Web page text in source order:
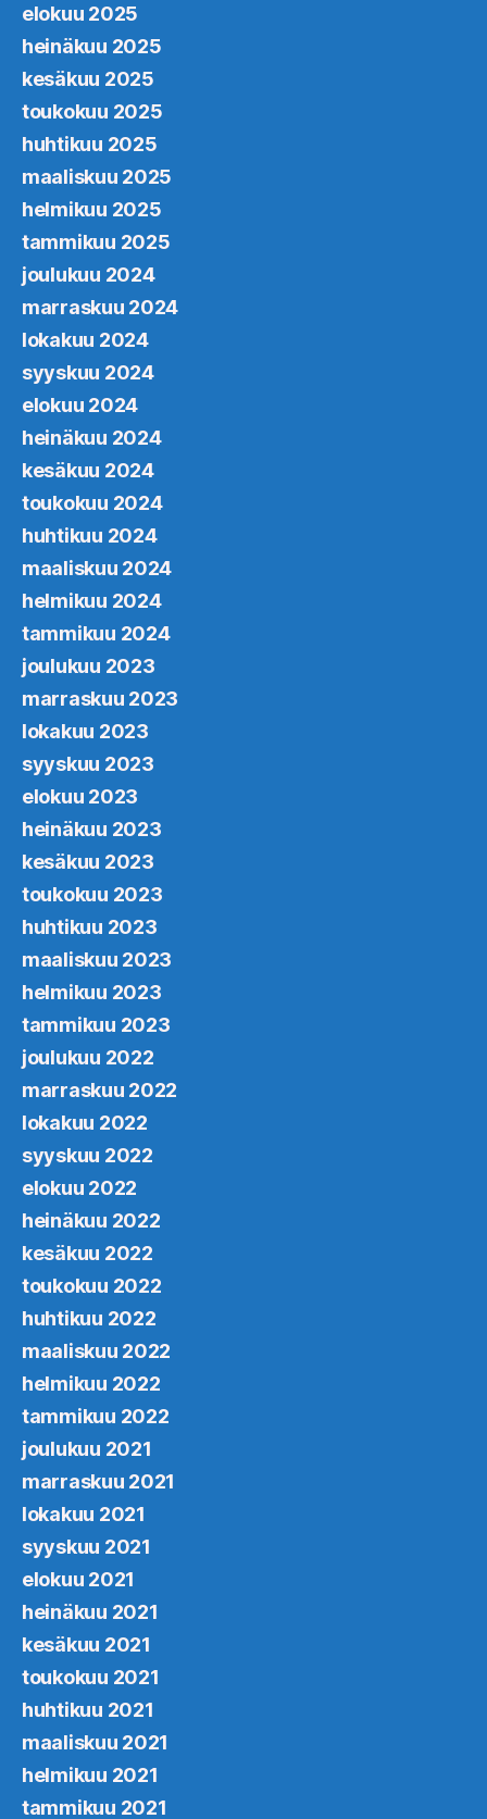
elokuu 2025
heinäkuu 2025
kesäkuu 2025
toukokuu 2025
huhtikuu 2025
maaliskuu 2025
helmikuu 2025
tammikuu 2025
joulukuu 2024
marraskuu 2024
lokakuu 2024
syyskuu 2024
elokuu 2024
heinäkuu 2024
kesäkuu 2024
toukokuu 2024
huhtikuu 2024
maaliskuu 2024
helmikuu 2024
tammikuu 2024
joulukuu 2023
marraskuu 2023
lokakuu 2023
syyskuu 2023
elokuu 2023
heinäkuu 2023
kesäkuu 2023
toukokuu 2023
huhtikuu 2023
maaliskuu 2023
helmikuu 2023
tammikuu 2023
joulukuu 2022
marraskuu 2022
lokakuu 2022
syyskuu 2022
elokuu 2022
heinäkuu 2022
kesäkuu 2022
toukokuu 2022
huhtikuu 2022
maaliskuu 2022
helmikuu 2022
tammikuu 2022
joulukuu 2021
marraskuu 2021
lokakuu 2021
syyskuu 2021
elokuu 2021
heinäkuu 2021
kesäkuu 2021
toukokuu 2021
huhtikuu 2021
maaliskuu 2021
helmikuu 2021
tammikuu 2021